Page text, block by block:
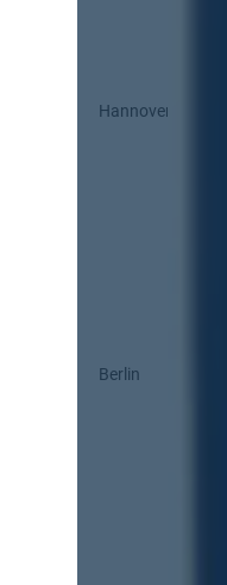
Hannover
Berlin